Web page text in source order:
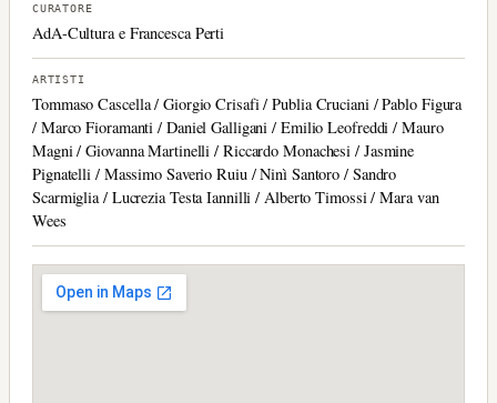
CURATORE
AdA-Cultura e Francesca Perti
ARTISTI
Tommaso Cascella / Giorgio Crisafi / Publia Cruciani / Pablo Figura
/ Marco Fioramanti / Daniel Galligani / Emilio Leofreddi / Mauro
Magni / Giovanna Martinelli / Riccardo Monachesi / Jasmine
Pignatelli / Massimo Saverio Ruiu / Ninì Santoro / Sandro
Scarmiglia / Lucrezia Testa Iannilli / Alberto Timossi / Mara van
Wees